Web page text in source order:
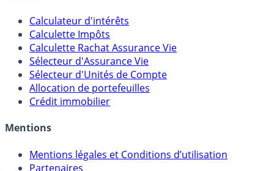
Outils
Calculateur d'intérêts
Calculette Impôts
Calculette Rachat Assurance Vie
Sélecteur d'Assurance Vie
Sélecteur d'Unités de Compte
Crédit immobilier
Mentions